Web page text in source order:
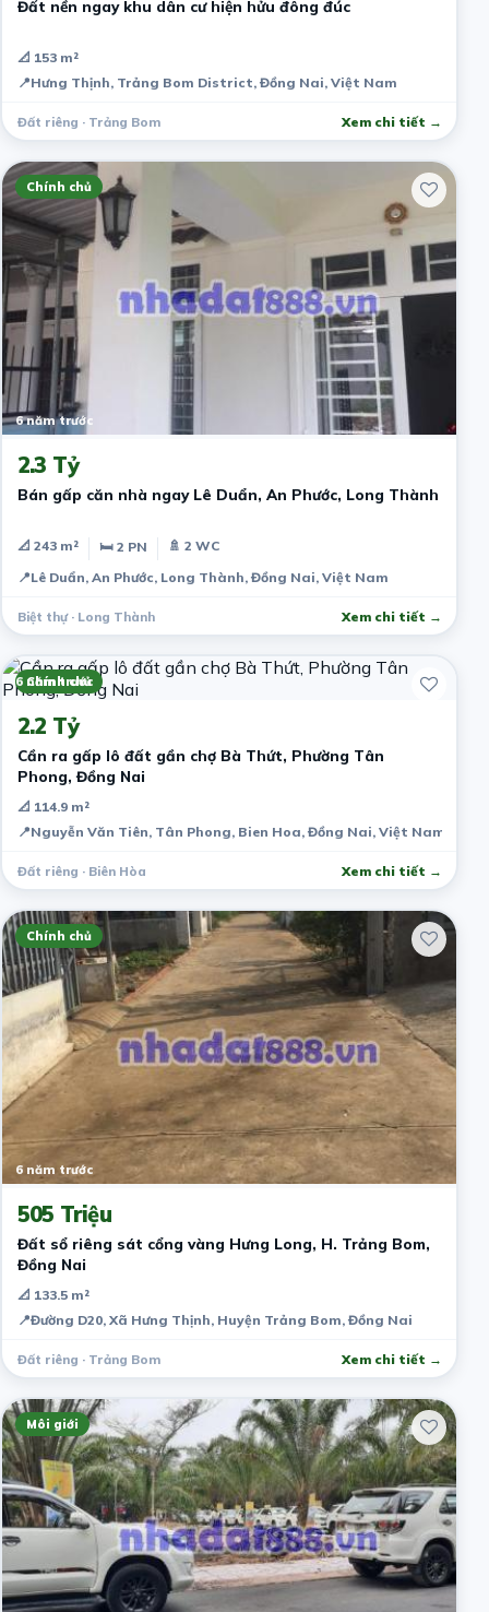
Đất nền ngay khu dân cư hiện hửu đông đúc
📐 153 m²
📍Hưng Thịnh, Trảng Bom District, Đồng Nai, Việt Nam
Đất riêng · Trảng Bom Xem chi tiết →
Chính chủ
6 năm trước
2.3 Tỷ
Bán gấp căn nhà ngay Lê Duẩn, An Phước, Long Thành
📐 243 m² 🛏 2 PN
🚿 2 WC
📍Lê Duẩn, An Phước, Long Thành, Đồng Nai, Việt Nam
Biệt thự · Long Thành Xem chi tiết →
Chính chủ
6 năm trước
2.2 Tỷ
Cần ra gấp lô đất gần chợ Bà Thứt, Phường Tân
Phong, Đồng Nai
📐 114.9 m²
📍Nguyễn Văn Tiên, Tân Phong, Bien Hoa, Đồng Nai, Việt Nam
Đất riêng · Biên Hòa Xem chi tiết →
Chính chủ
6 năm trước
505 Triệu
Đất sổ riêng sát cổng vàng Hưng Long, H. Trảng Bom,
Đồng Nai
📐 133.5 m²
📍Đường D20, Xã Hưng Thịnh, Huyện Trảng Bom, Đồng Nai
Đất riêng · Trảng Bom Xem chi tiết →
Môi giới